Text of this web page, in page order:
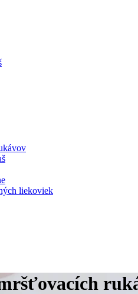
liekoviek